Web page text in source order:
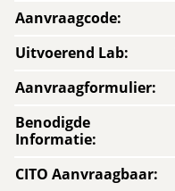
Aanvraagcode:
Uitvoerend Lab:
Aanvraagformulier:
Benodigde
Informatie:
CITO Aanvraagbaar: